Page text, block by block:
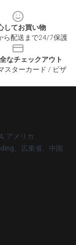
してお買い物
ら配送まで24/7保護
なチェックアウト
スターカード / ビザ
アメリカ
、広東省、中国